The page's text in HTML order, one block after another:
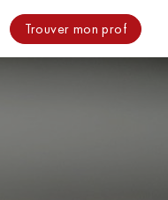
wp-
Trouver mon prof